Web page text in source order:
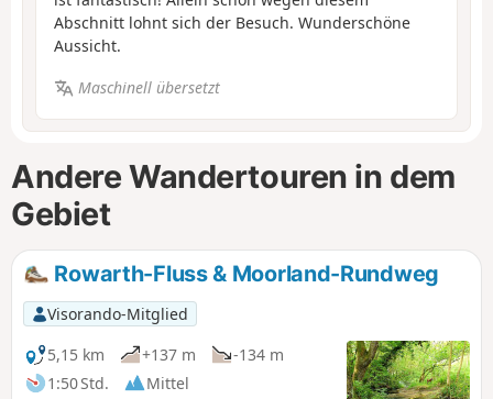
Abschnitt lohnt sich der Besuch. Wunderschöne
Aussicht.
Maschinell übersetzt
Andere Wandertouren in dem
Gebiet
Rowarth-Fluss & Moorland-Rundweg
Visorando-Mitglied
5,15 km
+137 m
-134 m
1:50 Std.
Mittel